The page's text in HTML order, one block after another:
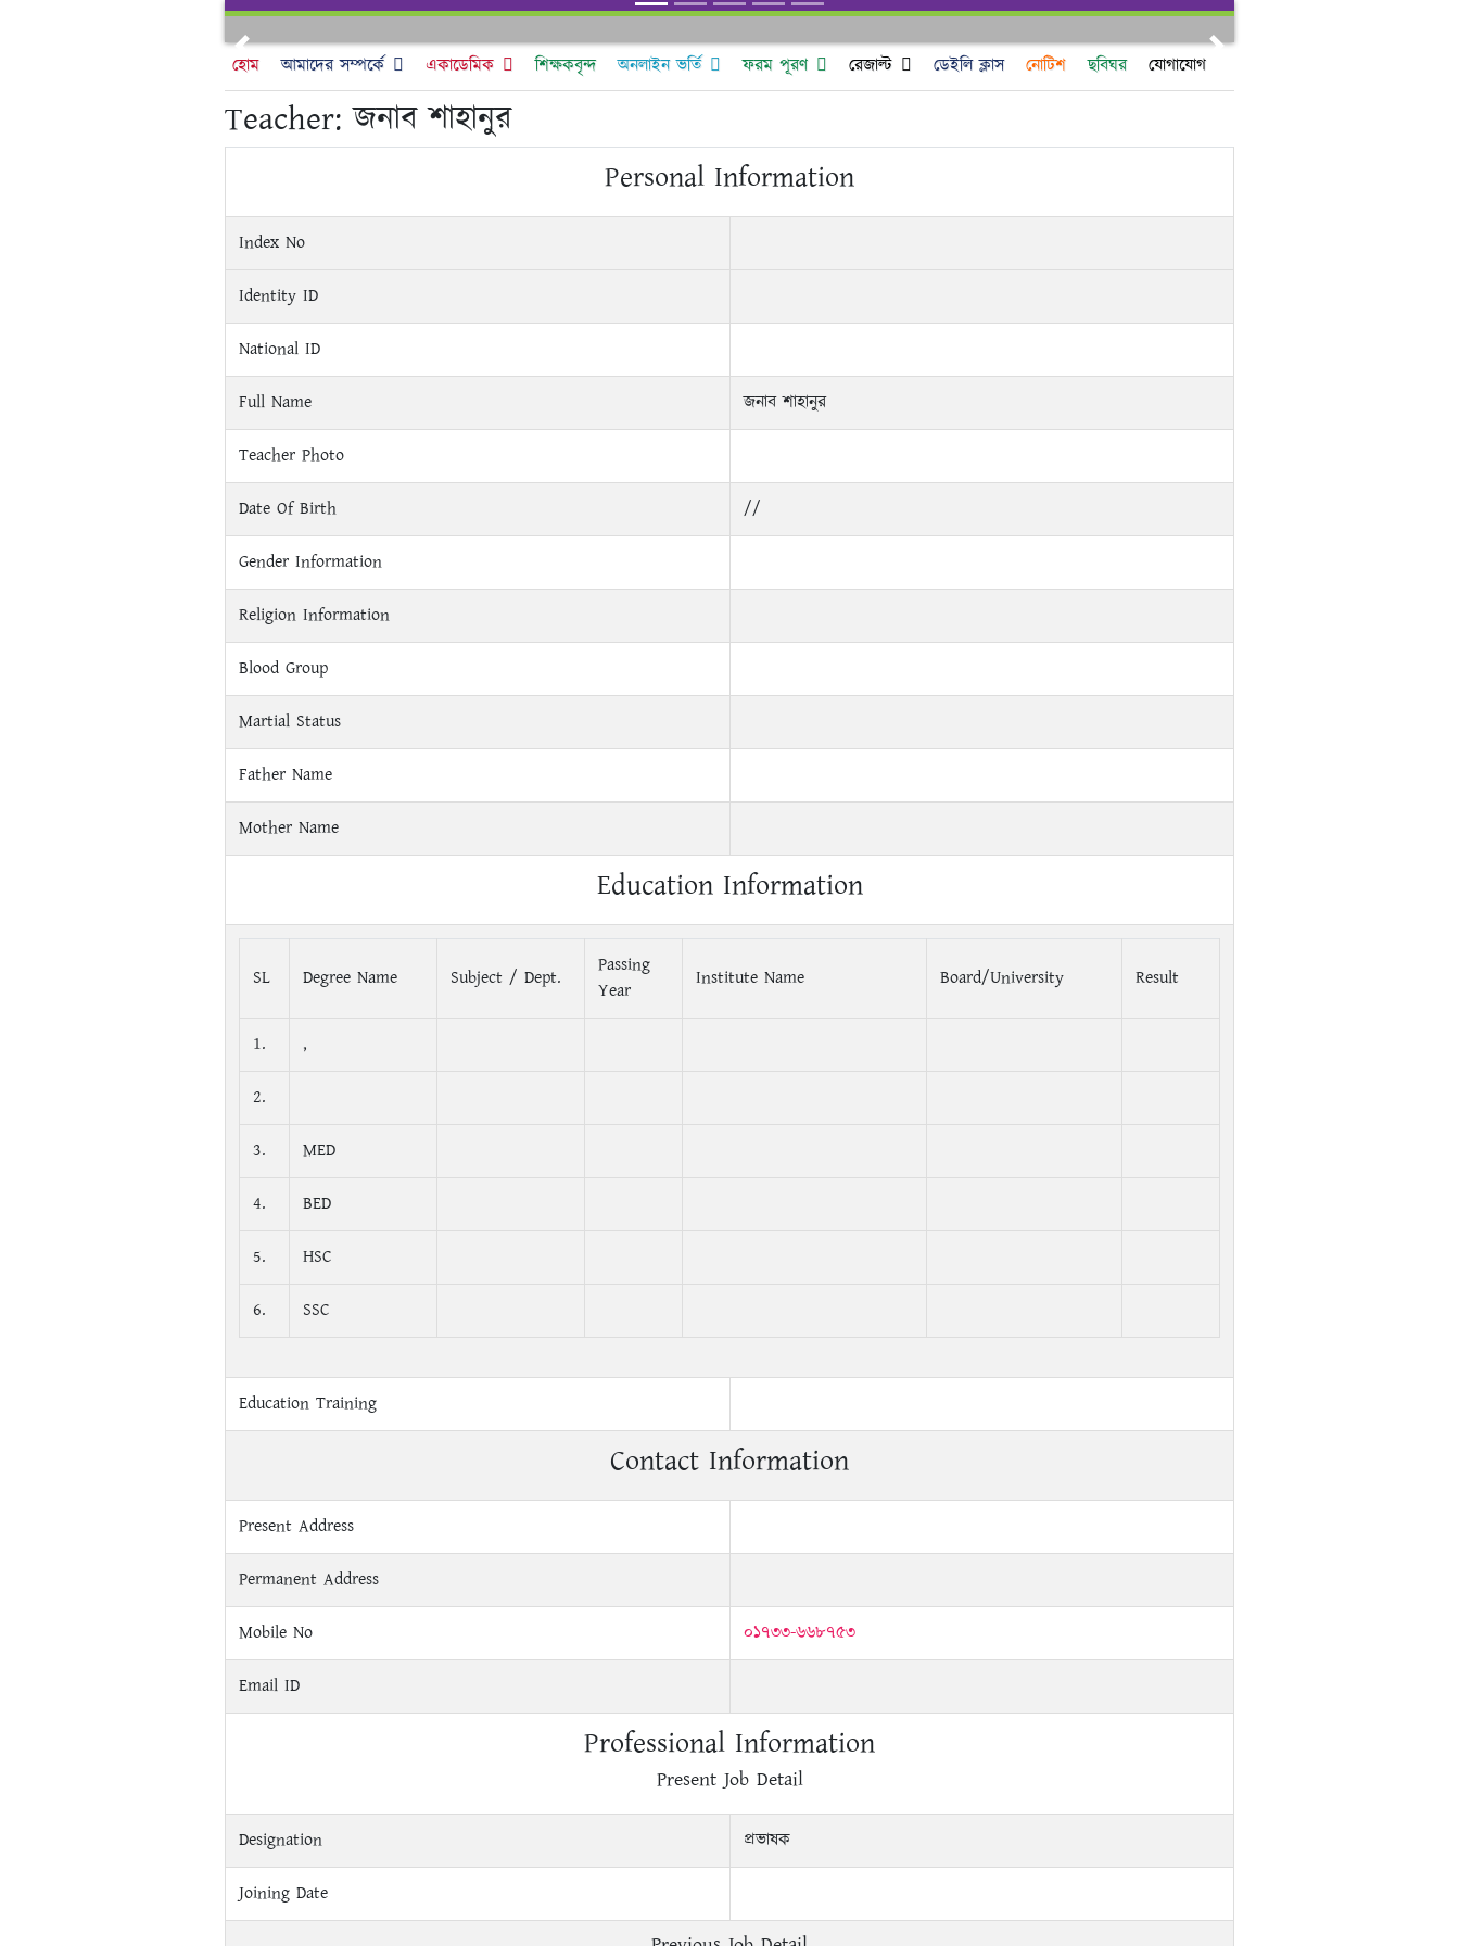
Previous
হোম আমাদের সম্পর্কে একাডেমিক শিক্ষকবৃন্দ অনলাইন ভর্তি ফরম পূরণ রেজাল্ট ডেইলি ক্লাস নোটিশ ছবিঘর যোগাযোগ
Teacher:জনাব শাহানুর
Personal Information
Index No
Identity ID
National ID
Full Name জনাব শাহানুর
Teacher Photo
Date Of Birth //
Gender Information
Religion Information
Blood Group
Martial Status
Father Name
Mother Name
Education Information
SL Degree Name Subject / Dept.
Passing
Year
Institute Name Board/University Result
1. ,
2.
3. MED
4. BED
5. HSC
6. SSC
Education Training
Contact Information
Present Address
Permanent Address
Mobile No ০১৭৩৩-৬৬৮৭৫৩
Email ID
Professional Information
Present Job Detail
Designation প্রভাষক
Joining Date